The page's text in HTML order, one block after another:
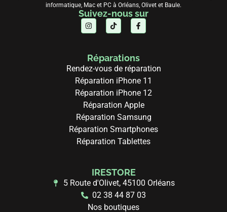
informatique, Mac et PC à Orléans, Olivet et Baule.
Suivez-nous sur
Réparations
Rendez-vous de réparation
Réparation iPhone 11
Réparation iPhone 12
Réparation Apple
Réparation Samsung
Réparation Smartphones
Réparation Tablettes
IRESTORE
5 Route d'Olivet, 45100 Orléans
02 38 44 87 03
Nos boutiques